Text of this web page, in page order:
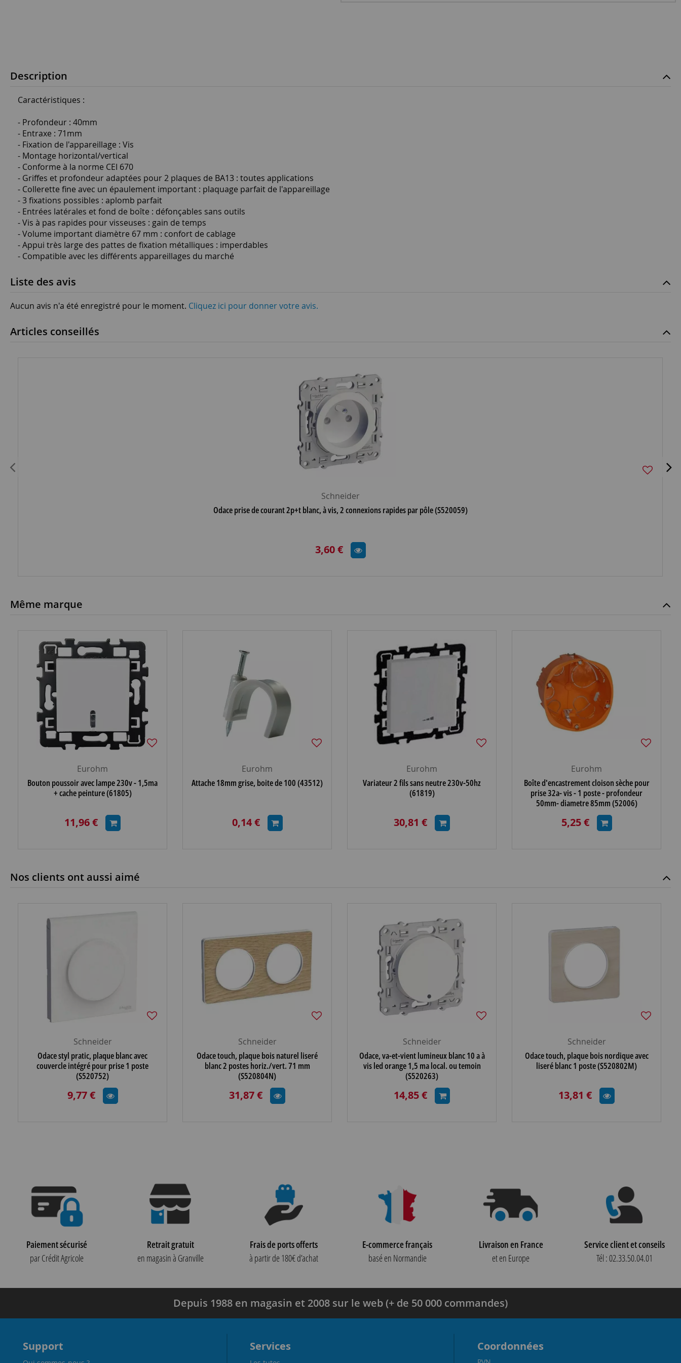
Description
Caractéristiques :
- Profondeur : 40mm
- Entraxe : 71mm
- Fixation de l'appareillage : Vis
- Montage horizontal/vertical
- Conforme à la norme CEI 670
- Griffes et profondeur adaptées pour 2 plaques de BA13 : toutes applications
- Collerette fine avec un épaulement important : plaquage parfait de l'appareillage
- 3 fixations possibles : aplomb parfait
- Entrées latérales et fond de boîte : défonçables sans outils
- Vis à pas rapides pour visseuses : gain de temps
- Volume important diamètre 67 mm : confort de cablage
- Appui très large des pattes de fixation métalliques : imperdables
- Compatible avec les différents appareillages du marché
Liste des avis
Aucun avis n'a été enregistré pour le moment. Cliquez ici pour donner votre avis.
Articles conseillés
Schneider
Odace prise de courant 2p+t blanc, à vis, 2 connexions rapides par pôle (S520059)
3,60 €
Même marque
Eurohm
Bouton poussoir avec lampe 230v - 1,5ma
+ cache peinture (61805)
11,96 €
Eurohm
Attache 18mm grise, boite de 100 (43512)
0,14 €
Eurohm
Variateur 2 fils sans neutre 230v-50hz
(61819)
30,81 €
Eurohm
Boîte d'encastrement cloison sèche pour
prise 32a- vis - 1 poste - profondeur
50mm- diametre 85mm (52006)
5,25 €
Nos clients ont aussi aimé
Schneider
Odace styl pratic, plaque blanc avec
couvercle intégré pour prise 1 poste
(S520752)
9,77 €
Schneider
Odace touch, plaque bois naturel liseré
blanc 2 postes horiz./vert. 71 mm
(S520804N)
31,87 €
Schneider
Odace, va-et-vient lumineux blanc 10 a à
vis led orange 1,5 ma local. ou temoin
(S520263)
14,85 €
Schneider
Odace touch, plaque bois nordique avec
liseré blanc 1 poste (S520802M)
13,81 €
Paiement sécurisé
par Crédit Agricole
Retrait gratuit
en magasin à Granville
Frais de ports offerts
à partir de 180€ d’achat
E-commerce français
basé en Normandie
Livraison en France
et en Europe
Service client et conseils
Tél : 02.33.50.04.01
Depuis 1988 en magasin et 2008 sur le web (+ de 50 000 commandes)
Support Services Coordonnées